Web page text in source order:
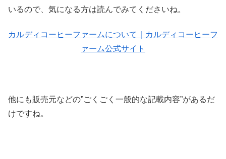
いるので、気になる方は読んでみてくださいね。
カルディコーヒーファームについて｜カルディコーヒーフ
ァーム公式サイト
他にも販売元などの”ごくごく一般的な記載内容”があるだ
けですね。